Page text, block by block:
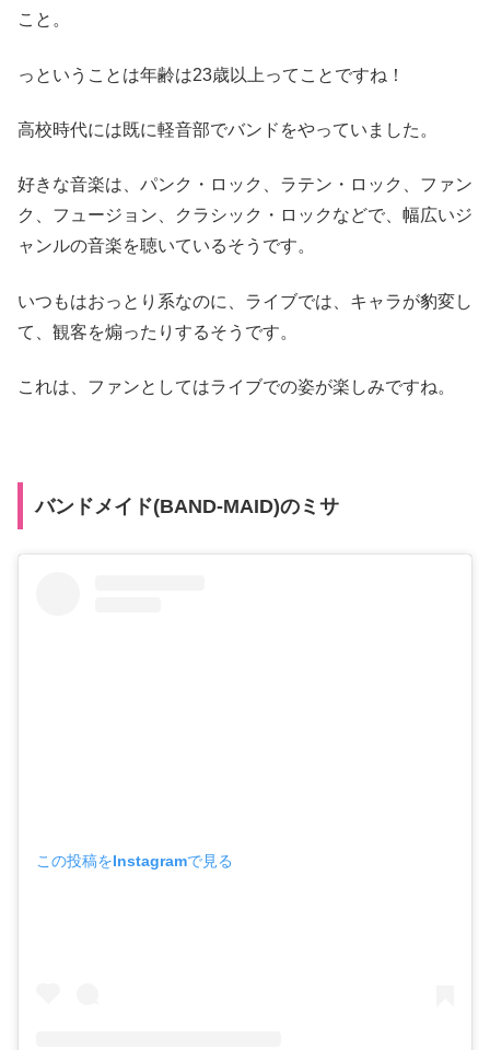
こと。
っということは年齢は23歳以上ってことですね！
高校時代には既に軽音部でバンドをやっていました。
好きな音楽は、パンク・ロック、ラテン・ロック、ファン
ク、フュージョン、クラシック・ロックなどで、幅広いジ
ャンルの音楽を聴いているそうです。
いつもはおっとり系なのに、ライブでは、キャラが豹変し
て、観客を煽ったりするそうです。
これは、ファンとしてはライブでの姿が楽しみですね。
バンドメイド(BAND-MAID)のミサ
この投稿をInstagramで見る